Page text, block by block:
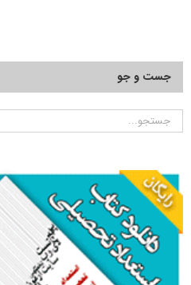
جست و جو
جستجو